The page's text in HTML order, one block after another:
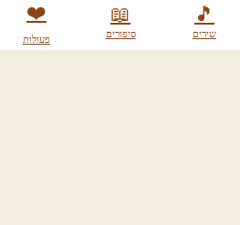
🎵
שירים
📖
סיפורים
❤️
פעולות